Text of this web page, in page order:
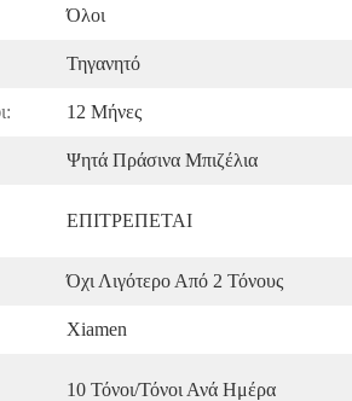
Όλοι
Τηγανητό
12 Μήνες
Ψητά Πράσινα Μπιζέλια
ΕΠΙΤΡΕΠΕΤΑΙ
Όχι Λιγότερο Από 2 Τόνους
Xiamen
10 Τόνοι/τόνοι Ανά Ημέρα